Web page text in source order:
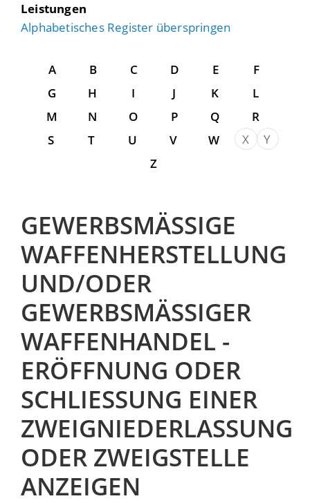
Leistungen
Alphabetisches Register überspringen
A B C D E
F
G
H I J K
L
M
N O P Q
R
S
T U V W X
Y
Z
GEWERBSMÄSSIGE W
AFFENHERSTELLUNG U
ND/ODER G
EWERBSMÄSSIGER WA
FFENHANDEL - ER
ÖFFNUNG ODER SC
HLIESSUNG EINER ZWE
IGNIEDERLASSUNG ODE
R ZWEIGSTELLE ANZ
EIGEN